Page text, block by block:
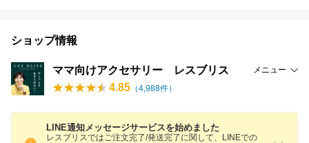
ショップ情報
ママ向けアクセサリー レスブリス メニュー
4.85 （4,988件）
LINE通知メッセージサービスを始めました
レスブリスではご注文完了/発送完了に関して、LINEでの